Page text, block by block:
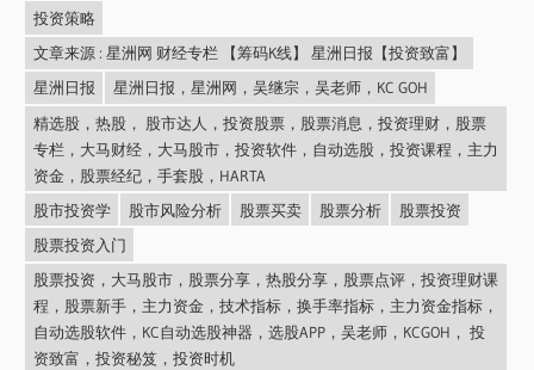
投资策略
文章来源 : 星洲网 财经专栏 【筹码K线】 星洲日报【投资致富】
星洲日报
星洲日报，星洲网，吴继宗，吴老师，KC GOH
精选股，热股， 股市达人，投资股票，股票消息，投资理财，股票
专栏，大马财经，大马股市，投资软件，自动选股，投资课程，主力
资金，股票经纪，手套股，HARTA
股市投资学
股市风险分析 股票买卖 股票分析
股票投资
股票投资入门
股票投资，大马股市，股票分享，热股分享，股票点评，投资理财课
程，股票新手，主力资金，技术指标，换手率指标，主力资金指标，
自动选股软件，KC自动选股神器，选股APP，吴老师，KCGOH， 投
资致富，投资秘笈，投资时机